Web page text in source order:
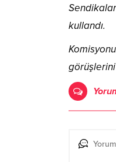
kullandı.
görüşlerini